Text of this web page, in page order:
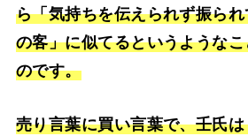
ら「気持ちを伝えられず振ら
の客」に似てるというような
のです。
売り言葉に買い言葉で、壬氏